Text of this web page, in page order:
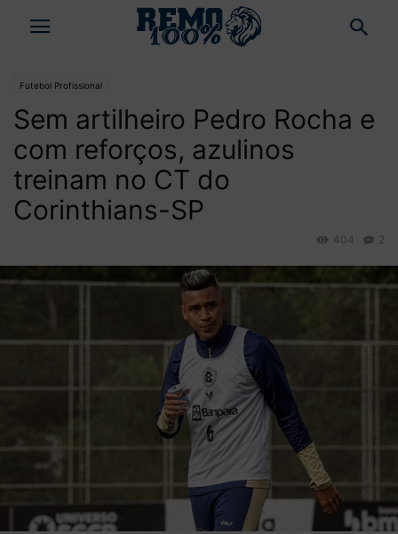
Futebol Profissional
Sem artilheiro Pedro Rocha e
com reforços, azulinos
treinam no CT do
Corinthians-SP
2
404